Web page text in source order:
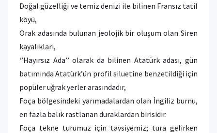
Doğal güzelliği ve temiz denizi ile bilinen Fransız tatil
köyü,
Orak adasında bulunan jeolojik bir oluşum olan Siren
kayalıkları,
‘’Hayırsız Ada’’ olarak da bilinen Atatürk adası, gün
batımında Atatürk’ün profil siluetine benzetildiği için
popüler uğrak yerler arasındadır,
Foça bölgesindeki yarımadalardan olan İngiliz burnu,
en fazla balık rastlanan duraklardan birisidir.
Foça tekne turumuz için tavsiyemiz; tura gelirken